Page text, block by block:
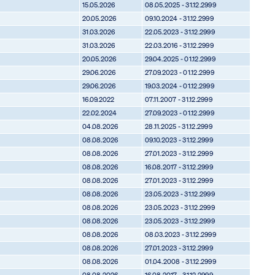
15.05.2026
08.05.2025 - 31.12.2999
20.05.2026
09.10.2024 - 31.12.2999
31.03.2026
22.05.2023 - 31.12.2999
31.03.2026
22.03.2016 - 31.12.2999
20.05.2026
29.04.2025 - 01.12.2999
29.06.2026
27.09.2023 - 01.12.2999
29.06.2026
19.03.2024 - 01.12.2999
16.09.2022
07.11.2007 - 31.12.2999
22.02.2024
27.09.2023 - 01.12.2999
04.08.2026
28.11.2025 - 31.12.2999
08.08.2026
09.10.2023 - 31.12.2999
08.08.2026
27.01.2023 - 31.12.2999
08.08.2026
16.08.2017 - 31.12.2999
08.08.2026
27.01.2023 - 31.12.2999
08.08.2026
23.05.2023 - 31.12.2999
08.08.2026
23.05.2023 - 31.12.2999
08.08.2026
23.05.2023 - 31.12.2999
08.08.2026
08.03.2023 - 31.12.2999
08.08.2026
27.01.2023 - 31.12.2999
08.08.2026
01.04.2008 - 31.12.2999